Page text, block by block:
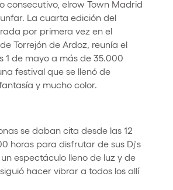
consecutivo, elrow Town Madrid
La cuarta edición del
por primera vez en el
Torrejón de Ardoz, reunía el
1 de mayo a más de 35.000
festival que se llenó de
y mucho color.
se daban cita desde las 12
horas para disfrutar de sus Dj's
espectáculo lleno de luz y de
hacer vibrar a todos los allí